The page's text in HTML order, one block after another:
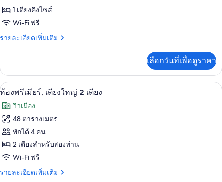
1
เตียง,
ท,
เตียง
คิง
ไซส์
เมือง
ห้อง
เอ็ก
เซก
ทีฟ
สวีท,
เตียง
คิง
ไซส์
1
เตียง
View)
1 เตียงคิงไซส์
Wi-Fi ฟรี
รายละเอียดเพิ่มเติม
ราย
เกี่ยว
กับ
ห้อง
เซก
คิว
ทีฟ
สวี
ท,
เตียง
คิง
ไซส์
เลือกวันที่เพื่อดูราคา
เปิด
ภาพถ่าย
ทั้งหมด
ของ
ห้อง
พรีเมียร์,
เตียง
เครื่องนอนระดับพรีเมียม, มินิบาร์, ตู้นิ
2
ห้องพรีเมียร์, เตียงใหญ่ 2 เตียง
วิวเมือง
48 ตารางเมตร
พักได้ 4 คน
2 เตียงสำหรับสองท่าน
Wi-Fi ฟรี
รายละเอียดเพิ่มเติม
ราย